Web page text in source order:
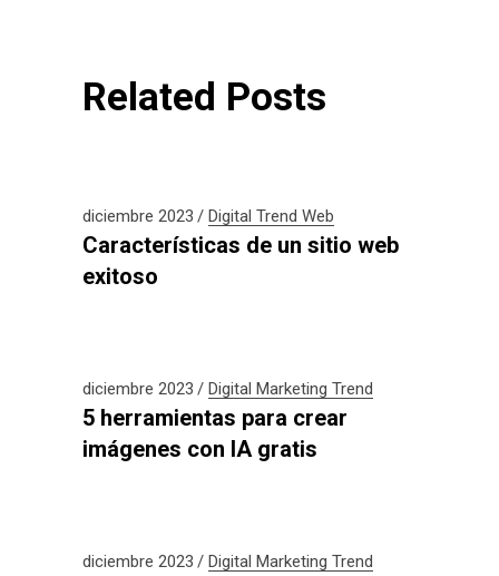
Related Posts
diciembre 2023 Digital Trend Web
Características de un sitio web
exitoso
diciembre 2023 Digital Marketing Trend
5 herramientas para crear
imágenes con IA gratis
diciembre 2023 Digital Marketing Trend